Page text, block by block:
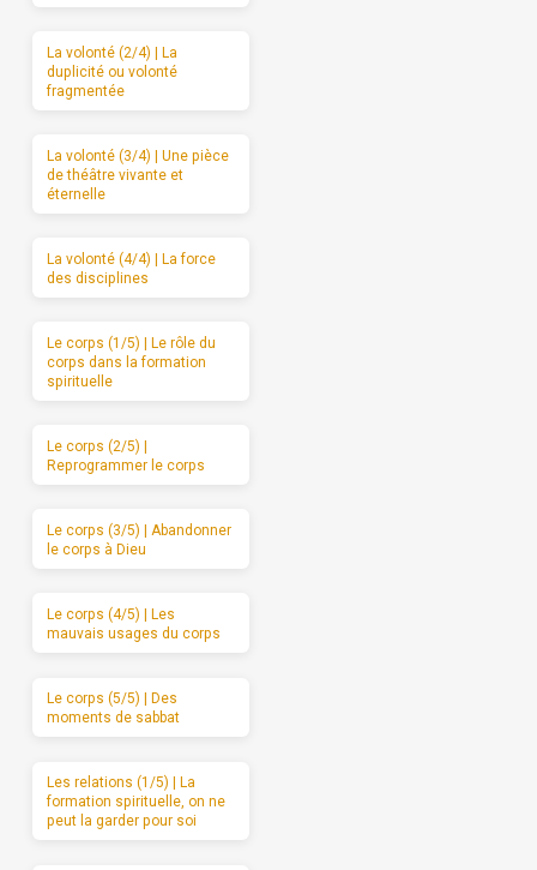
La volonté (2/4) | La
duplicité ou volonté
fragmentée
La volonté (3/4) | Une pièce
de théâtre vivante et
éternelle
La volonté (4/4) | La force
des disciplines
Le corps (1/5) | Le rôle du
corps dans la formation
spirituelle
Le corps (2/5) |
Reprogrammer le corps
Le corps (3/5) | Abandonner
le corps à Dieu
Le corps (4/5) | Les
mauvais usages du corps
Le corps (5/5) | Des
moments de sabbat
Les relations (1/5) | La
formation spirituelle, on ne
peut la garder pour soi